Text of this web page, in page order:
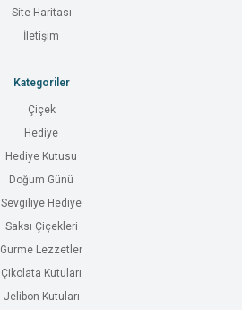
Site Haritası
İletişim
Kategoriler
Çiçek
Hediye
Hediye Kutusu
Doğum Günü
Sevgiliye Hediye
Saksı Çiçekleri
Gurme Lezzetler
Çikolata Kutuları
Jelibon Kutuları